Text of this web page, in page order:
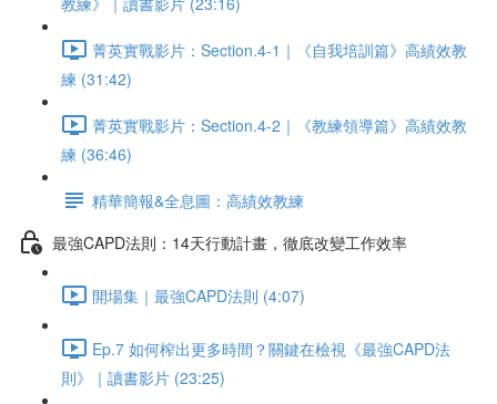
菁英實戰影片：Section.4-1｜《自我培訓篇》高績效教
練 (31:42)
菁英實戰影片：Section.4-2｜《教練領導篇》高績效教
練 (36:46)
精華簡報&全息圖：高績效教練
最強CAPD法則：14天行動計畫，徹底改變工作效率
開場集｜最強CAPD法則 (4:07)
Ep.7 如何榨出更多時間？關鍵在檢視《最強CAPD法
則》｜讀書影片 (23:25)